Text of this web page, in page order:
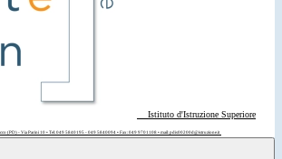
Istituto d'Istruzione Superiore
(PD) - Via Parini 10 • Tel: 049 5840195 - 049 5840094 • Fax: 049 9701108 • mail: pdis00200d@istruzione.it